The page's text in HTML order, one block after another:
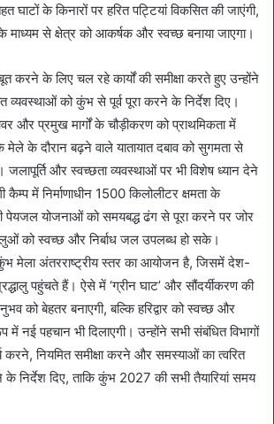
घाटों के किनारों पर हरित पट्टियां विकसित की जाएंगी,
माध्यम से क्षेत्र को आकर्षक और स्वच्छ बनाया जाएगा।
करने के लिए चल रहे कार्यों की समीक्षा करते हुए उन्होंने
व्यवस्थाओं को कुंभ से पूर्व पूरा करने के निर्देश दिए।
और प्रमुख मार्गों के चौड़ीकरण को प्राथमिकता में
मेले के दौरान बढ़ने वाले यातायात दबाव को सुगमता से
जलापूर्ति और स्वच्छता व्यवस्थाओं पर भी विशेष ध्यान देने
कैम्प में निर्माणाधीन 1500 किलोलीटर क्षमता के
योजनाओं को समयबद्ध ढंग से पूरा करने पर जोर
को स्वच्छ और निर्बाध जल उपलब्ध हो सके।
मेला अंतरराष्ट्रीय स्तर का आयोजन है, जिसमें देश-
पहुंचते हैं। ऐसे में ‘ग्रीन घाट’ और सौंदर्यीकरण की
को बेहतर बनाएगी, बल्कि हरिद्वार को स्वच्छ और
में नई पहचान भी दिलाएगी। उन्होंने सभी संबंधित विभागों
करने, नियमित समीक्षा करने और समस्याओं का त्वरित
निर्देश दिए, ताकि कुंभ 2027 की सभी तैयारियां समय